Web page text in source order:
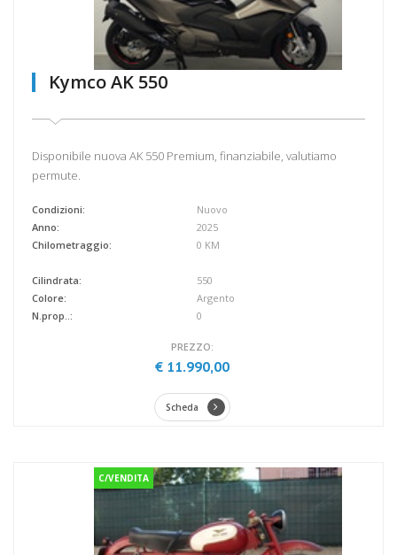
Kymco AK 550
Disponibile nuova AK 550 Premium, finanziabile, valutiamo
permute.
Condizioni:
Anno:
Chilometraggio:
Nuovo
2025
0 KM
Cilindrata:
Colore:
N.prop..:
550
Argento
0
PREZZO:
€ 11.990,00
Scheda
C/VENDITA